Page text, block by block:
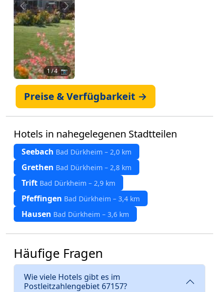
Zurück Weiter
1/ 4 📷
Preise & Verfügbarkeit →
Hotels in nahegelegenen Stadtteilen
Seebach Bad Dürkheim – 2,0 km
Grethen Bad Dürkheim – 2,8 km
Trift Bad Dürkheim – 2,9 km
Pfeffingen Bad Dürkheim – 3,4 km
Hausen Bad Dürkheim – 3,6 km
Häufige Fragen
Wie viele Hotels gibt es im
Postleitzahlengebiet 67157?